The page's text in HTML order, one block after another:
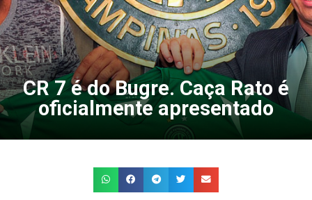
→ Futebol Profissional → CR 7 é do Bugre. Caça Rato é
CR 7 é do Bugre. Caça Rato é
oficialmente apresentado